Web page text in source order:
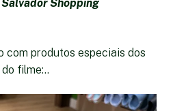
Salvador Shopping
com produtos especiais dos
filme:..